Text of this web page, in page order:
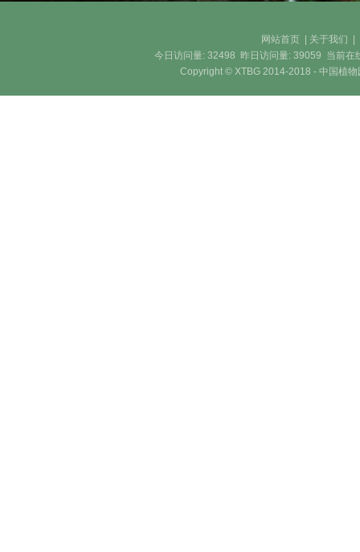
网站首页 关于我们
今日访问量:32498 昨日访问量:39059 当前在
Copyright © XTBG 2014-2018 - 中国